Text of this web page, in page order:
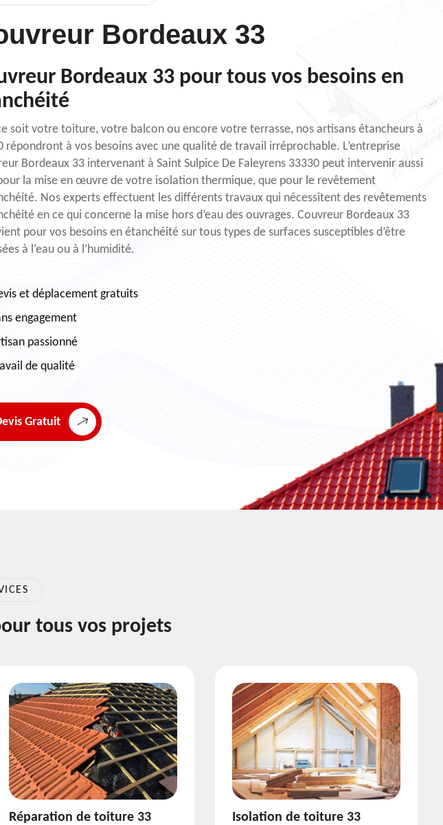
Bordeaux 33
Bordeaux 33 pour tous vos besoins en
soit votre toiture, votre balcon ou encore votre terrasse, nos artisans étancheurs à
répondront à vos besoins avec une qualité de travail irréprochable. L’entreprise
Bordeaux 33 intervenant à Saint Sulpice De Faleyrens 33330 peut intervenir aussi
la mise en œuvre de votre isolation thermique, que pour le revêtement
Nos experts effectuent les différents travaux qui nécessitent des revêtements
en ce qui concerne la mise hors d’eau des ouvrages. Couvreur Bordeaux 33
pour vos besoins en étanchéité sur tous types de surfaces susceptibles d’être
à l’eau ou à l’humidité.
et déplacement gratuits
engagement
passionné
de qualité
Gratuit
tous vos projets
Isolation de toiture 33
Pose et nettoyage de